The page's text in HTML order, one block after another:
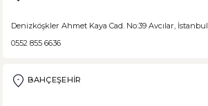
Denizköşkler Ahmet Kaya Cad. No:39 Avcılar, İstanbul
0552 855 6636
BAHÇEŞEHİR